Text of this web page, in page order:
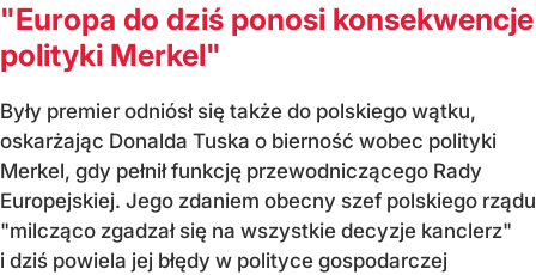
"Europa do dziś ponosi konsekwencje
polityki Merkel"
Były premier odniósł się także do polskiego wątku,
oskarżając Donalda Tuska o bierność wobec polityki
Merkel, gdy pełnił funkcję przewodniczącego Rady
Europejskiej. Jego zdaniem obecny szef polskiego rządu
"milcząco zgadzał się na wszystkie decyzje kanclerz"
i dziś powiela jej błędy w polityce gospodarczej